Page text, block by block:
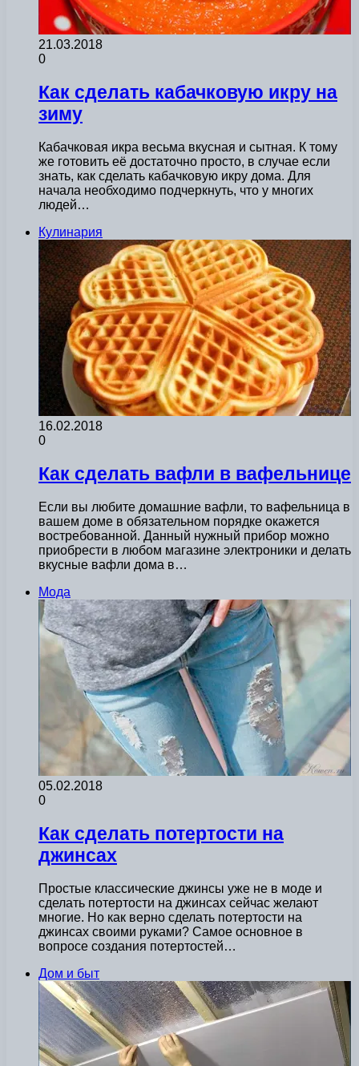
21.03.2018
0
Как сделать кабачковую икру на
зиму
Кабачковая икра весьма вкусная и сытная. К тому
же готовить её достаточно просто, в случае если
знать, как сделать кабачковую икру дома. Для
начала необходимо подчеркнуть, что у многих
людей…
Кулинария
16.02.2018
0
Как сделать вафли в вафельнице
Если вы любите домашние вафли, то вафельница в
вашем доме в обязательном порядке окажется
востребованной. Данный нужный прибор можно
приобрести в любом магазине электроники и делать
вкусные вафли дома в…
Мода
05.02.2018
0
Как сделать потертости на
джинсах
Простые классические джинсы уже не в моде и
сделать потертости на джинсах сейчас желают
многие. Но как верно сделать потертости на
джинсах своими руками? Самое основное в
вопросе создания потертостей…
Дом и быт